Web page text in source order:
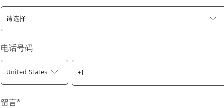
电话号码
留言*